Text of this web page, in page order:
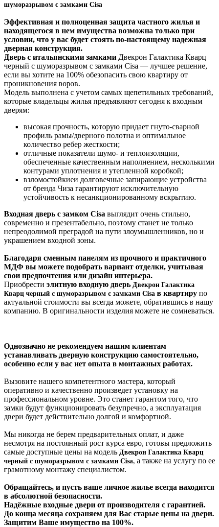
шуморазрывом с замками Cisa
Эффективная и полноценная защита частного жилья и
находящегося в нем имущества возможна только при
условии, что у вас будет стоять по-настоящему надежная
дверная конструкция.
Дверь с итальянскими замками Двекрон Галактика Кварц
черный с шуморазрывом с замками Cisa — лучшее решение,
если вы хотите на 100% обезопасить свою квартиру от
проникновения воров.
Модель выполнена с учетом самых щепетильных требований,
которые владельцы жилья предъявляют сегодня к входным
дверям:
высокая прочность, которую придает гнуто-сварной
профиль рамы/дверного полотна и оптимальное
количество ребер жесткости;
отличные показатели шумо- и теплоизоляции,
обеспеченные качественным наполнением, несколькими
контурами уплотнения и утепленной коробкой;
взломостойкиеи долговечные запирающие устройства
от бренда Чиза гарантируют исключительную
устойчивость к несанкционированному вскрытию.
Входная дверь с замком Cisa выглядит очень стильно,
современно и презентабельно, поэтому станет не только
непреодолимой преградой на пути злоумышленников, но и
украшением входной зоны.
Благодаря сменным панелям из прочного и практичного
МДФ вы можете подобрать вариант отделки, учитывая
свои предпочтения или дизайн интерьера.
Приобрести элитную входную дверь Двекрон Галактика
Кварц черный с шуморазрывом с замками Cisa в квартиру по
актуальной стоимости вы всегда можете, обратившись в нашу
компанию. В оригинальности изделия можете не сомневаться.
Однозначно не рекомендуем нашим клиентам
устанавливать дверную конструкцию самостоятельно,
особенно если у вас нет опыта в монтажных работах.
Вызовите нашего компетентного мастера, который
оперативно и качественно произведет установку на
профессиональном уровне. Это станет гарантом того, что
замки будут функционировать безупречно, а эксплуатация
двери будет действительно долгой и комфортной.
Мы никогда не берем предварительных оплат, и даже
несмотря на постоянный рост курса евро, готовы предложить
самые доступные цены на модель Двекрон Галактика Кварц
черный с шуморазрывом с замками Cisa, а также на услугу по ее
грамотному монтажу специалистом.
Обращайтесь, и пусть ваше личное жилье всегда находится
в абсолютной безопасности.
Надёжные входные двери от производителя с гарантией.
До конца месяца сохраняем для Вас старые цены на двери.
Защитим Ваше имущество на 100%.